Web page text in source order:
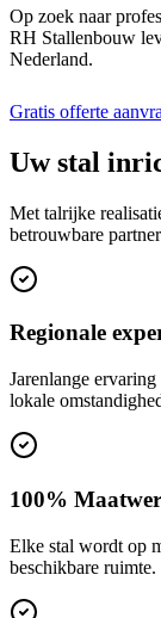
Op zoek naar
RH Stallenbouw
Nederland.
Gratis offerte
Uw stal
Met talrijke
betrouwbare
Regionale
Jarenlange
lokale
100%
Elke stal wordt op
beschikbare ruimte.